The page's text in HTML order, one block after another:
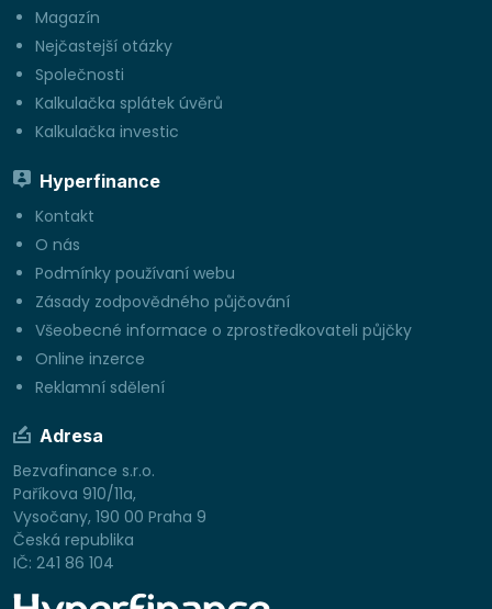
Magazín
Nejčastejší otázky
Společnosti
Kalkulačka splátek úvěrů
Kalkulačka investic
Hyperfinance
Kontakt
O nás
Podmínky používaní webu
Zásady zodpovědného půjčování
Všeobecné informace o zprostředkovateli půjčky
Online inzerce
Reklamní sdělení
Adresa
Bezvafinance s.r.o.
Paříkova 910/11a,
Vysočany, 190 00 Praha 9
Česká republika
IČ: 241 86 104